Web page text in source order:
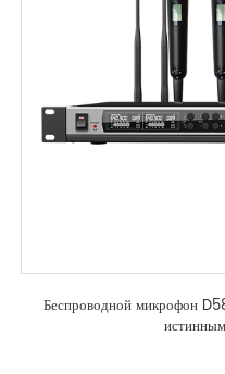
Беспроводной микрофон